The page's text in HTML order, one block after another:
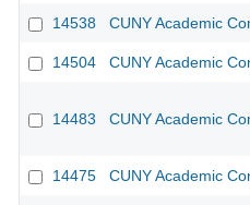
14538 CUNY Academic
14504 CUNY Academic
14483 CUNY Academic
14475 CUNY Academic